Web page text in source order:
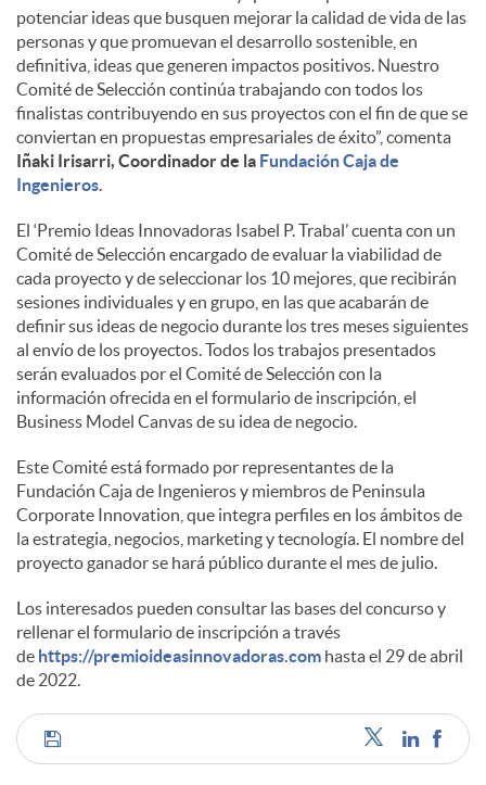
potenciar ideas que busquen mejorar la calidad de vida de las
personas y que promuevan el desarrollo sostenible, en
definitiva, ideas que generen impactos positivos. Nuestro
Comité de Selección continúa trabajando con todos los
finalistas contribuyendo en sus proyectos con el fin de que se
conviertan en propuestas empresariales de éxito”, comenta
Iñaki Irisarri, Coordinador de la Fundación Caja de
Ingenieros.
El ‘Premio Ideas Innovadoras Isabel P. Trabal’ cuenta con un
Comité de Selección encargado de evaluar la viabilidad de
cada proyecto y de seleccionar los 10 mejores, que recibirán
sesiones individuales y en grupo, en las que acabarán de
definir sus ideas de negocio durante los tres meses siguientes
al envío de los proyectos. Todos los trabajos presentados
serán evaluados por el Comité de Selección con la
información ofrecida en el formulario de inscripción, el
Business Model Canvas de su idea de negocio.
Este Comité está formado por representantes de la
Fundación Caja de Ingenieros y miembros de Peninsula
Corporate Innovation, que integra perfiles en los ámbitos de
la estrategia, negocios, marketing y tecnología. El nombre del
proyecto ganador se hará público durante el mes de julio.
Los interesados pueden consultar las bases del concurso y
rellenar el formulario de inscripción a través
de https://premioideasinnovadoras.com hasta el 29 de abril
de 2022.
C